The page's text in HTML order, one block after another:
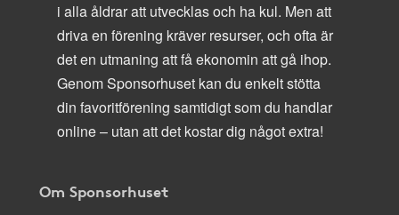
i alla åldrar att utvecklas och ha kul. Men att
driva en förening kräver resurser, och ofta är
det en utmaning att få ekonomin att gå ihop.
Genom Sponsorhuset kan du enkelt stötta
din favoritförening samtidigt som du handlar
online – utan att det kostar dig något extra!
Om Sponsorhuset